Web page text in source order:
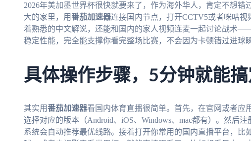
2026年美加墨世界杯很快就要来了，作为海外华人，肯定不想错
大的家里，用番茄加速器连接国内节点，打开CCTV5或者咪咕
着熟悉的中文解说，还能和国内的家人视频连麦一起讨论战术
稳定性能，完全能支撑你看完整场比赛，不会因为卡顿错过进球
具体操作步骤，5分钟就能
其实用番茄加速器看国内体育直播很简单。首先，在官网或者应
选择对应的版本（Android、iOS、Windows、mac都有）。然后注
系统会自动推荐最优线路。接着打开你常用的国内直播平台，比